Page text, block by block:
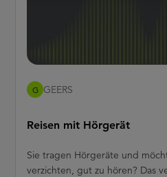
G GEERS
Reisen mit Hörgerät
Sie tragen Hörgeräte und
verzichten, gut zu hören? Das